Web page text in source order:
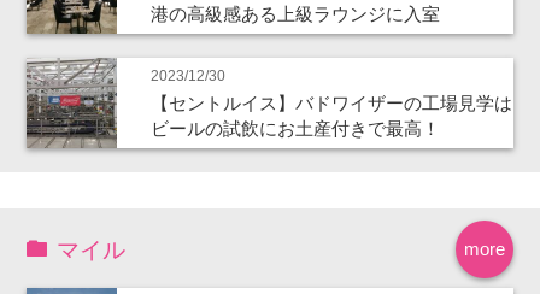
港の高級感ある上級ラウンジに入室
2023/12/30
【セントルイス】バドワイザーの工場見学は
ビールの試飲にお土産付きで最高！
more
マイル